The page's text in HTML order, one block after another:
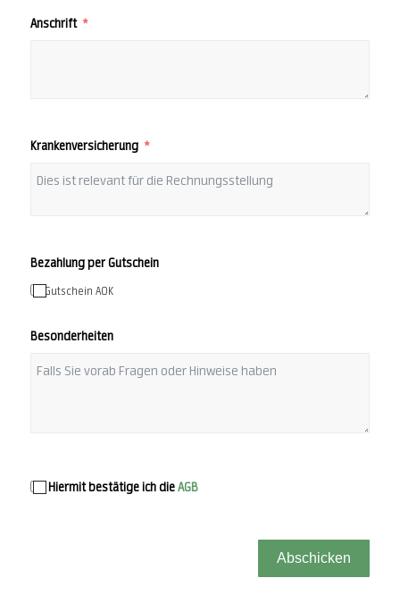
Anschrift
Krankenversicherung
Bezahlung per Gutschein
Gutschein AOK
Besonderheiten
Hiermit bestätige ich die AGB
Abschicken